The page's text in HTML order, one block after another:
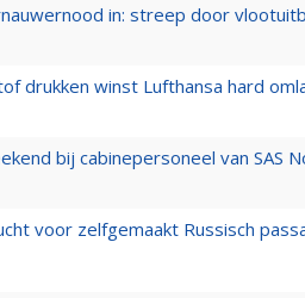
in: streep door
drukken winst Lufthansa hard
bij cabinepersoneel van SAS
voor zelfgemaakt Russisch